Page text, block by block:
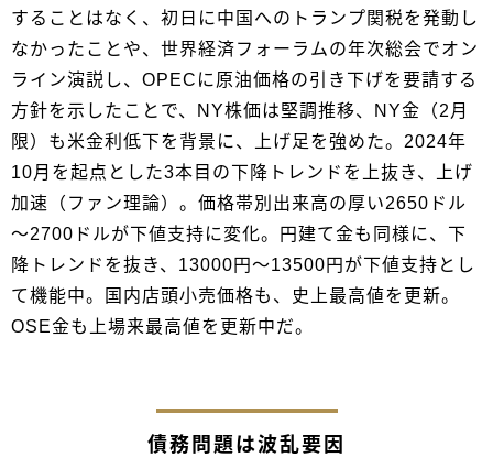
することはなく、初日に中国へのトランプ関税を発動し
なかったことや、世界経済フォーラムの年次総会でオン
ライン演説し、OPECに原油価格の引き下げを要請する
方針を示したことで、NY株価は堅調推移、NY金（2月
限）も米金利低下を背景に、上げ足を強めた。2024年
10月を起点とした3本目の下降トレンドを上抜き、上げ
加速（ファン理論）。価格帯別出来高の厚い2650ドル
～2700ドルが下値支持に変化。円建て金も同様に、下
降トレンドを抜き、13000円～13500円が下値支持とし
て機能中。国内店頭小売価格も、史上最高値を更新。
OSE金も上場来最高値を更新中だ。
債務問題は波乱要因